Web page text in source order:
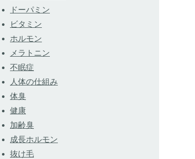
ドーパミン
ビタミン
ホルモン
メラトニン
不眠症
人体の仕組み
体臭
健康
加齢臭
成長ホルモン
抜け毛